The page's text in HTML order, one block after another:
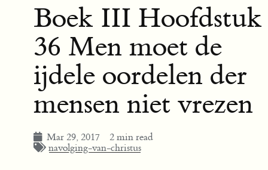
Boek III Hoofdstuk
36 Men moet de
ijdele oordelen der
mensen niet vrezen
Mar 29, 2017
2 min read
navolging-van-christus